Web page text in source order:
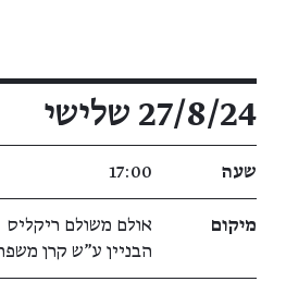
פרטי האירוע
27/8/24 שלישי
שעה 17:00
מיקום
אולם משולם ריקליס
הבניין ע"ש קרן